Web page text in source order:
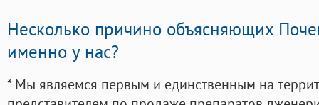
Несколько причино объясняющих
именно у нас?
* Мы являемся первым и единственным на